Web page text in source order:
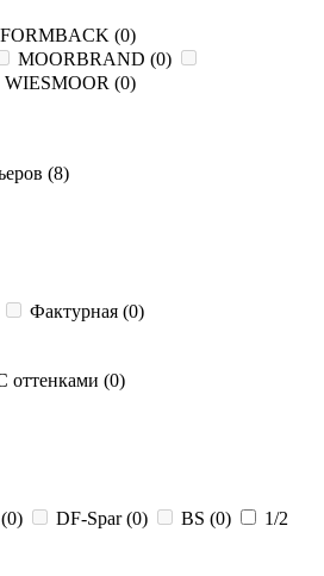
FORMBACK (0)
MOORBRAND (0)
WIESMOOR (0)
(8)
Фактурная (0)
оттенками (0)
0) DF-Spar(0) BS (0)
1/2